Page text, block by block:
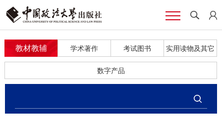
教材教辅 学术著作 考试图书 实用读物及其它
数字产品